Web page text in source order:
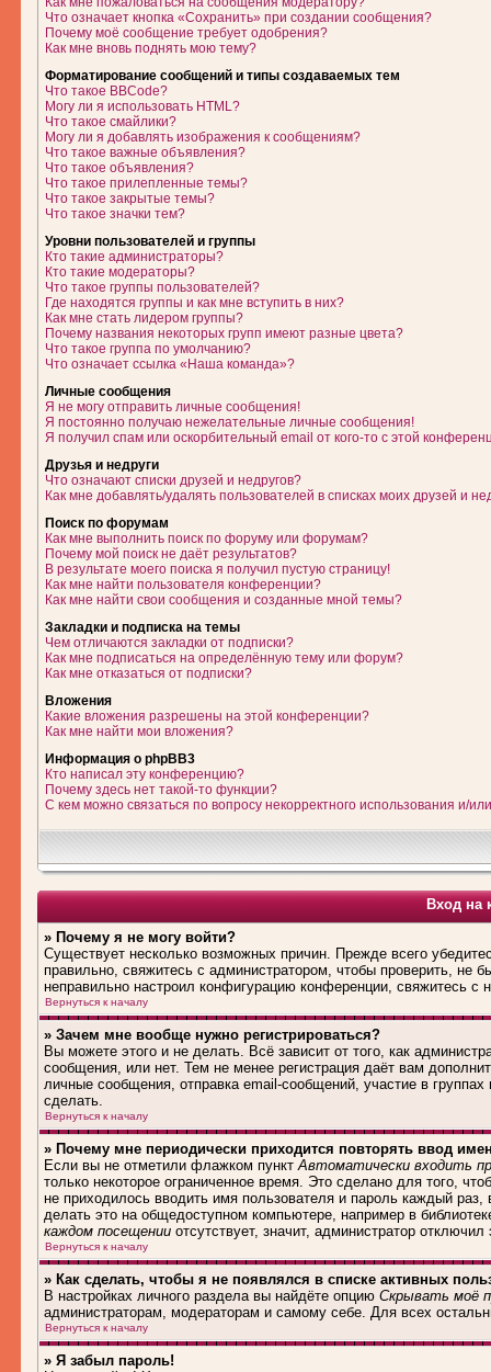
Что означает кнопка «Сохранить» при создании сообщения?
Почему моё сообщение требует одобрения?
Как мне вновь поднять мою тему?
Форматирование сообщений и типы создаваемых тем
Что такое BBCode?
Могу ли я использовать HTML?
Что такое смайлики?
Могу ли я добавлять изображения к сообщениям?
Что такое важные объявления?
Что такое объявления?
Что такое прилепленные темы?
Что такое закрытые темы?
Что такое значки тем?
Уровни пользователей и группы
Кто такие администраторы?
Кто такие модераторы?
Что такое группы пользователей?
Где находятся группы и как мне вступить в них?
Как мне стать лидером группы?
Почему названия некоторых групп имеют разные цвета?
Что такое группа по умолчанию?
Что означает ссылка «Наша команда»?
Личные сообщения
Я не могу отправить личные сообщения!
Я постоянно получаю нежелательные личные сообщения!
Я получил спам или оскорбительный email от кого-то с этой
Друзья и недруги
Что означают списки друзей и недругов?
Как мне добавлять/удалять пользователей в списках моих друзей и
Поиск по форумам
Как мне выполнить поиск по форуму или форумам?
Почему мой поиск не даёт результатов?
В результате моего поиска я получил пустую страницу!
Как мне найти пользователя конференции?
Как мне найти свои сообщения и созданные мной темы?
Закладки и подписка на темы
Чем отличаются закладки от подписки?
Как мне подписаться на определённую тему или форум?
Как мне отказаться от подписки?
Вложения
Какие вложения разрешены на этой конференции?
Как мне найти мои вложения?
Информация о phpBB3
Кто написал эту конференцию?
Почему здесь нет такой-то функции?
С кем можно связаться по вопросу некорректного использования и/
Вход на
» Почему я не могу войти?
Существует несколько возможных причин. Прежде всего
правильно, свяжитесь с администратором, чтобы проверить, не
неправильно настроил конфигурацию конференции, свяжитесь с
Вернуться к началу
» Зачем мне вообще нужно регистрироваться?
Вы можете этого и не делать. Всё зависит от того, как
сообщения, или нет. Тем не менее регистрация даёт вам
личные сообщения, отправка email-сообщений, участие в
сделать.
Вернуться к началу
» Почему мне периодически приходится повторять ввод
Если вы не отметили флажком пунктАвтоматически входить
только некоторое ограниченное время. Это сделано для того,
не приходилось вводить имя пользователя и пароль каждый
делать это на общедоступном компьютере, например в
каждом посещении отсутствует, значит, администратор
Вернуться к началу
» Как сделать, чтобы я не появлялся в списке активных
В настройках личного раздела вы найдёте опцию Скрывать моё
администраторам, модераторам и самому себе. Для всех
Вернуться к началу
» Я забыл пароль!